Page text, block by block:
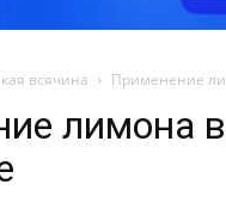
всячина Применение
лимона в